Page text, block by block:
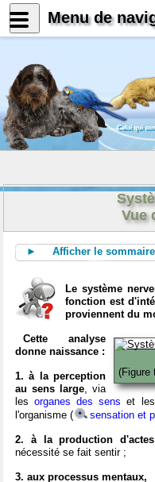
Celui qui
Vue
► Afficher le sommaire
Le système
fonction est
proviennent du
(Figure
Cette analyse
donne naissance :
1. à la perception
au sens large, via
lesorganes des sens et les
l'organisme (
sensation et
2. à la production d'actes
nécessité se fait sentir ;
3. aux processus mentaux,
Menu de